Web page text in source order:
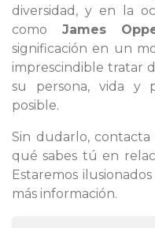
diversidad, y en la
como James
significación en un
imprescindible tratar
su persona, vida y
posible.
Sin dudarlo,
qué sabes tú en
Estaremos
más información.